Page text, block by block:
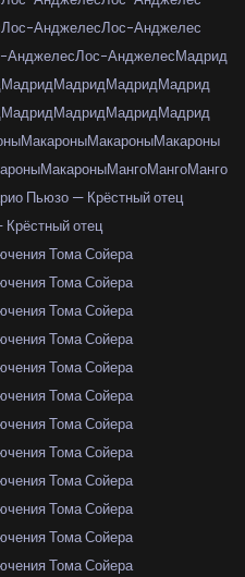
Лос-АнджелесЛос-Анджелес
АнджелесЛос-АнджелесМадрид
МадридМадридМадридМадрид
МадридМадридМадридМадрид
МакароныМакароныМакароны
МакароныМангоМангоМанго
Пьюзо — Крёстный отец
отец
Тома Сойера
Тома Сойера
Тома Сойера
Тома Сойера
Тома Сойера
Тома Сойера
Тома Сойера
Тома Сойера
Тома Сойера
Тома Сойера
Тома Сойера
Тома Сойера